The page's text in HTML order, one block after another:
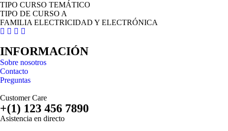
TIPO CURSO TEMÁTICO
TIPO DE CURSO A
FAMILIA ELECTRICIDAD Y ELECTRÓNICA
INFORMACIÓN
Sobre nosotros
Contacto
Preguntas
Customer Care
+(1) 123 456 7890
Asistencia en directo